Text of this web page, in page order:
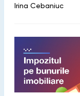
Irina Cebaniuc